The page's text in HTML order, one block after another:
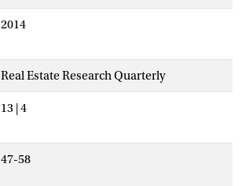
2014
Real Estate Research Quarterly
13 | 4
47-58